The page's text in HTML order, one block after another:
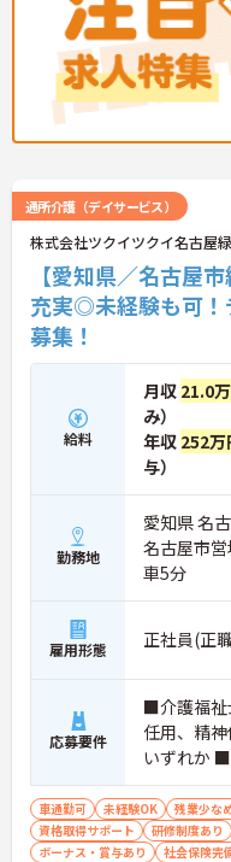
通所介護（デイサービス）
株式会社ツクイツクイ名古屋緑
【愛知県／名古屋
充実◎未経験も可！
募集！
給料
月収 21.0
み）
年収 252
与）
勤務地
愛知県 名
名古屋市
車5分
雇用形態 正社員(正
応募要件
■介護福祉
任用、精
いずれか
※未経験相
車通勤可 未経験OK 残業少な
資格取得サポート
研修制度あり
ボーナス・賞与あり
社会保険完